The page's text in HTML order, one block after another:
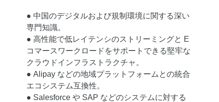
● 中国のデジタルおよび規制環境に関する深い
専門知識。
● 高性能で低レイテンシのストリーミングと E
コマースワークロードをサポートできる堅牢な
クラウドインフラストラクチャ。
● Alipay などの地域プラットフォームとの統合
エコシステム互換性。
● Salesforce や SAP などのシステムに対する